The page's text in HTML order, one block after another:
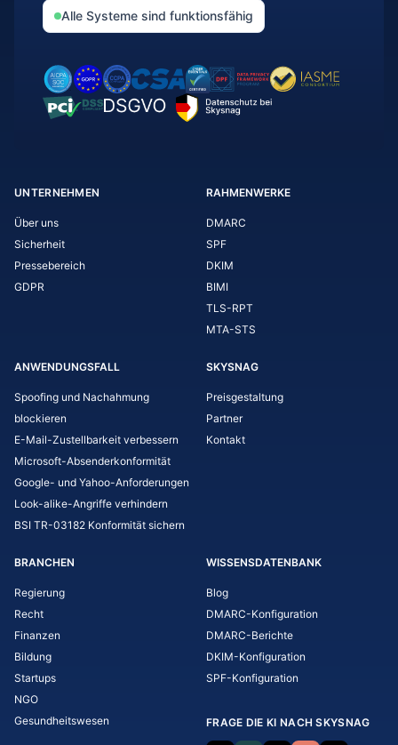
Alle Systeme sind funktionsfähig
UNTERNEHMEN
Über uns
Sicherheit
Pressebereich
GDPR
RAHMENWERKE
DMARC
SPF
DKIM
BIMI
TLS-RPT
MTA-STS
ANWENDUNGSFALL
Spoofing und Nachahmung
blockieren
E-Mail-Zustellbarkeit verbessern
Microsoft-Absenderkonformität
Google- und Yahoo-Anforderungen
Look-alike-Angriffe verhindern
BSI TR-03182 Konformität sichern
SKYSNAG
Preisgestaltung
Partner
Kontakt
BRANCHEN
Regierung
Recht
Finanzen
Bildung
Startups
NGO
Gesundheitswesen
WISSENSDATENBANK
Blog
DMARC-Konfiguration
DMARC-Berichte
DKIM-Konfiguration
SPF-Konfiguration
FRAGE DIE KI NACH SKYSNAG